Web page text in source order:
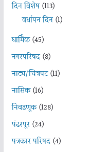
दिन विशेष(113)
वर्धापन दिन(1)
धार्मिक(45)
नगरपरिषद(8)
नाट्य/चित्रपट(11)
नासिक(16)
निवडणूक(128)
पंढरपूर(24)
पत्रकार परिषद(4)